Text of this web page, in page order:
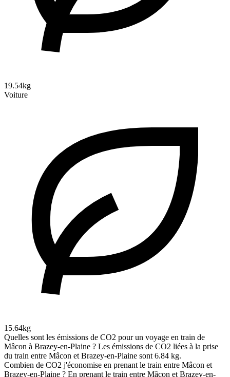
19.54kg
Voiture
15.64kg
Quelles sont les émissions de CO2 pour un voyage en train de
Mâcon à Brazey-en-Plaine ? Les émissions de CO2 liées à la prise
du train entre Mâcon et Brazey-en-Plaine sont 6.84 kg.
Combien de CO2 j'économise en prenant le train entre Mâcon et
Brazey-en-Plaine ? En prenant le train entre Mâcon et Brazey-en-